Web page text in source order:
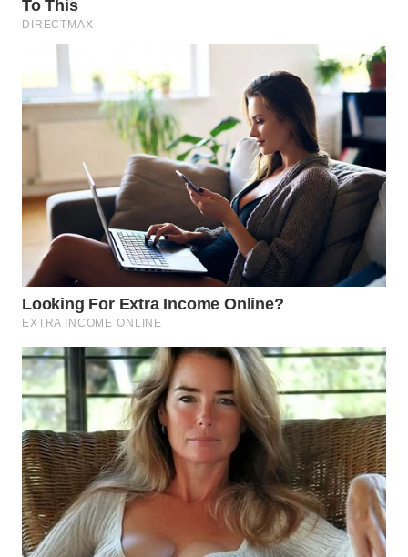
WN
SIMALUNGUN
WN
LABUHANBATU
WN
TAPANULI
TENGAH
WN DELI
SERDANG
WN
TEBING
TINGGI
WN
PAKPAK
WN